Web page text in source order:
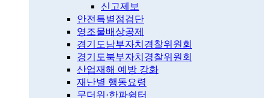
신고제보
안전특별점검단
영조물배상공제
경기도남부자치경찰위원회
경기도북부자치경찰위원회
산업재해 예방 강화
재난별 행동요령
무더위·한파쉼터